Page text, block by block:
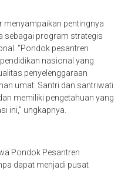
menyampaikan pentingnya
sebagai program strategis
“Pondok pesantren
nasional yang
penyelenggaraan
umat. Santri dan santriwati
memiliki pengetahuan yang
ini,” ungkapnya.
Pondok Pesantren
dapat menjadi pusat